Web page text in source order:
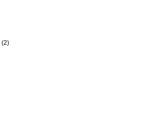
(2)